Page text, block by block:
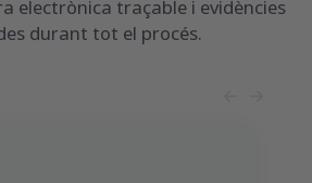
electrònica traçable i evidències
durant tot el procés.